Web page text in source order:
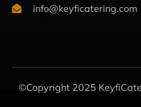
info@keyficatering.com
©Copyright 2025